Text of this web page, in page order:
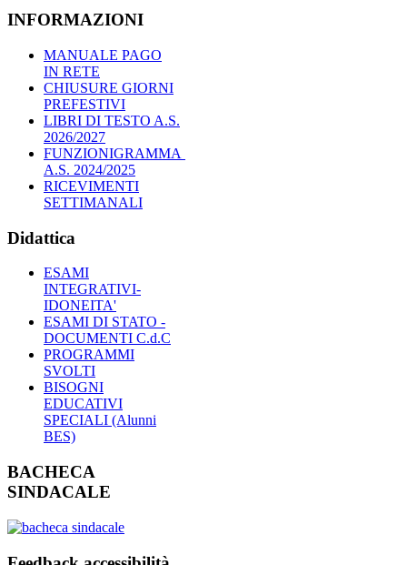
INFORMAZIONI
MANUALE PAGO
IN RETE
CHIUSURE GIORNI
PREFESTIVI
LIBRI DI TESTO A.S.
2026/2027
FUNZIONIGRAMMA
A.S. 2024/2025
RICEVIMENTI
SETTIMANALI
Didattica
ESAMI
INTEGRATIVI-
IDONEITA'
ESAMI DI STATO -
DOCUMENTI C.d.C
PROGRAMMI
SVOLTI
BISOGNI
EDUCATIVI
SPECIALI (Alunni
BES)
BACHECA
SINDACALE